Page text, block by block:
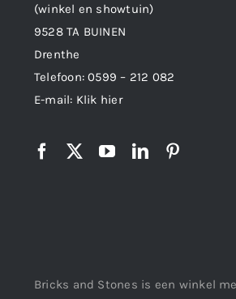
(winkel en showtuin)
9528 TA BUINEN
Drenthe
Telefoon:0599 – 212 082
E-mail: Klik hier
Bricks and Stones is een winkel